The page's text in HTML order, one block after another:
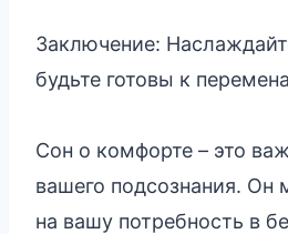
Заключение:
будьте готовы к
Сон о комфорте – это
вашего подсознания. Он
на вашу потребность в